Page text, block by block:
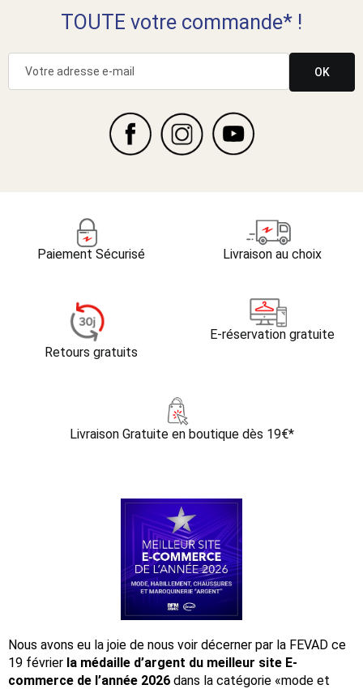
TOUTE votre commande* !
OK
Paiement Sécurisé Livraison au choix
Retours gratuits
E-réservation gratuite
Livraison Gratuite en boutique dès 19€*
Nous avons eu la joie de nous voir décerner par la FEVAD ce
19 février la médaille d’argent du meilleur site E-
commerce de l’année 2026 dans la catégorie «mode et